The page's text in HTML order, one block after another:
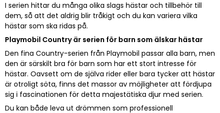
I serien hittar du många olika slags hästar och tillbehör till
dem, så att det aldrig blir tråkigt och du kan variera vilka
hästar som ska ridas på.
Playmobil Country är serien för barn som älskar hästar
Den fina Country-serien från Playmobil passar alla barn, men
den är särskilt bra för barn som har ett stort intresse för
hästar. Oavsett om de själva rider eller bara tycker att hästar
är otroligt söta, finns det massor av möjligheter att fördjupa
sig i fascinationen för detta majestätiska djur med serien.
Du kan både leva ut drömmen som professionell